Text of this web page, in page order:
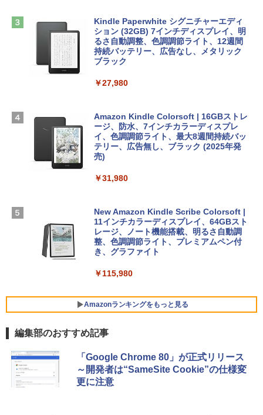
Apple 2026 MacBook Air M5チップ搭載
13インチノートブック：AIとApple Intell
igence、13.6インチLiquid Retinaディ
スプレイ、16GBユニファイドメモリ、1
ームカメラ、日本語キーボード、Touch I
￥261,414
【Amazon.co.jp限定】 HP ノートパソコ
ン 15-fd 15.6インチ 16GBメモリ 512GB
FMV ノートパソコン WE1-K3 (MS 365 P
ersonal/Copilotキー搭載/Win 11/15.6型/
Core i5/16GB/SSD 512GB/ホワイト) FM
VWK3E15W_AZ
￥139,880
インゲームコード】 ロブロックス | オン
ラインコード版
￥3,200
Robloxギフトカード - 1000 Robux 【限
ラインコード版
￥1,600
ト): Java & Bedrock Edition | オンライ
￥3,600
にもKindle出版にも！ 非エンジニアのた
めのAIコーディング入門シリーズ
￥99
1冊ですべて身につくHTML & CSSとWe
￥1,292
FM TOWNS ハイパー・カタログ: 本体ハ
ェクトリストと最新エミュレータ紹介
Kindle Paperwhite シグニチャーエディ
ション (32GB) 7インチディスプレイ、明
るさ自動調整、色調調節ライト、12週間
持続バッテリー、広告なし、メタリック
ブラック
￥27,980
Amazon Kindle Colorsoft | 16GBストレ
ージ、防水、7インチカラーディスプレ
イ、色調調節ライト、最大8週間持続バッ
テリー、広告無し、ブラック (2025年発
売)
￥31,980
New Amazon Kindle Scribe Colorsoft |
11インチカラーディスプレイ、64GBスト
レージ、ノート機能搭載、明るさ自動調
整、色調調節ライト、プレミアムペン付
き、グラファイト
￥115,980
Amazonランキングをもっと見る
編集部のおすすめ記事
「Google Chrome 80」が正式リリース
～開発者は“SameSite Cookie”の仕様変
更に注意